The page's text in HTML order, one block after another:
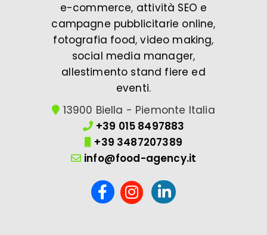
e-commerce, attività SEO e
campagne pubblicitarie online,
fotografia food,video making,
social media manager,
allestimento stand fiere ed
eventi.
13900 Biella - Piemonte Italia
+39 015 8497883
+39 3487207389
info@food-agency.it